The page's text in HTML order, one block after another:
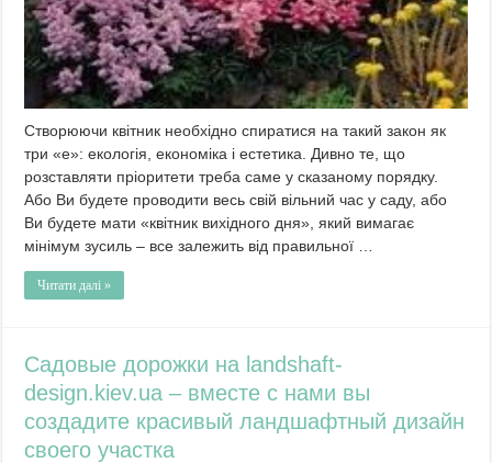
Створюючи квітник необхідно спиратися на такий закон як
три «е»: екологія, економіка і естетика. Дивно те, що
розставляти пріоритети треба саме у сказаному порядку.
Або Ви будете проводити весь свій вільний час у саду, або
Ви будете мати «квітник вихідного дня», який вимагає
мінімум зусиль – все залежить від правильної …
Читати далі »
Садовые дорожки на landshaft-
design.kiev.ua – вместе с нами вы
создадите красивый ландшафтный дизайн
своего участка